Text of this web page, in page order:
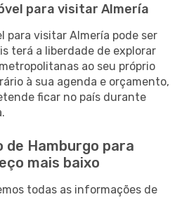
para visitar Almería
para visitar Almería pode ser
terá a liberdade de explorar
ao seu próprio
à sua agenda e orçamento,
ficar no país durante
de Hamburgo para
mais baixo
todas as informações de